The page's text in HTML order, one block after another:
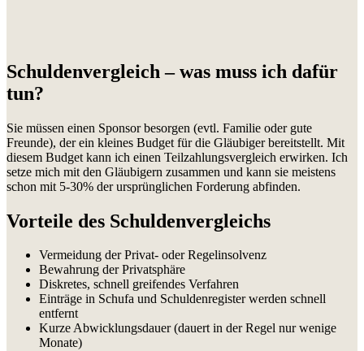
Schuldenvergleich – was muss ich dafür
tun?
Sie müssen einen Sponsor besorgen (evtl. Familie oder gute
Freunde), der ein kleines Budget für die Gläubiger bereitstellt. Mit
diesem Budget kann ich einen Teilzahlungsvergleich erwirken. Ich
setze mich mit den Gläubigern zusammen und kann sie meistens
schon mit 5-30% der ursprünglichen Forderung abfinden.
Vorteile des Schuldenvergleichs
Vermeidung der Privat- oder Regelinsolvenz
Bewahrung der Privatsphäre
Diskretes, schnell greifendes Verfahren
Einträge in Schufa und Schuldenregister werden schnell
entfernt
Kurze Abwicklungsdauer (dauert in der Regel nur wenige
Monate)